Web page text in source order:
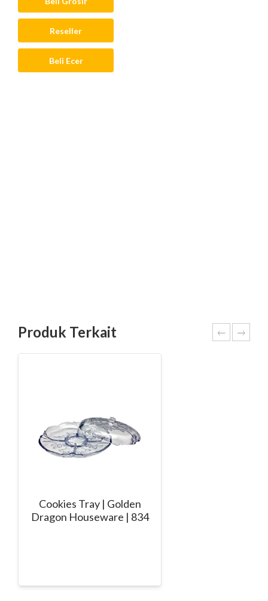
Reseller
Beli Ecer
Produk Terkait
Cookies Tray | Golden
Dragon Houseware | 834